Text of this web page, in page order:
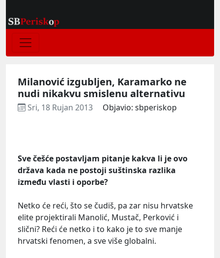
Milanović izgubljen, Karamarko ne
nudi nikakvu smislenu alternativu
Sri, 18 Rujan 2013 Objavio: sbperiskop
Sve češće postavljam pitanje kakva li je ovo
država kada ne postoji suštinska razlika
između vlasti i oporbe?
Netko će reći, što se čudiš, pa zar nisu hrvatske
elite projektirali Manolić, Mustač, Perković i
slični? Reći će netko i to kako je to sve manje
hrvatski fenomen, a sve više globalni.